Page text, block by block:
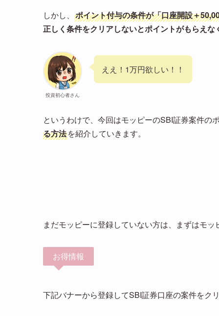
しかし、 ポイント付与の条件が「口座開設＋
正しく条件をクリアしないとポイントがもらえな
投資初心者さん
ええ！1万円欲しい！！
というわけで、今回はモッピーのSBI証券案件の
る方法を紹介していきます。
まだモッピーに登録していない方は、まずはモッ
お得情報
下記バナーから登録してSBI証券口座の案件をク